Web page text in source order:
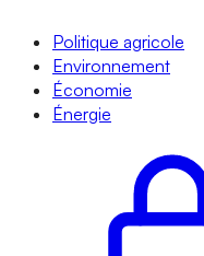
Politique agricole
Environnement
Économie
Énergie